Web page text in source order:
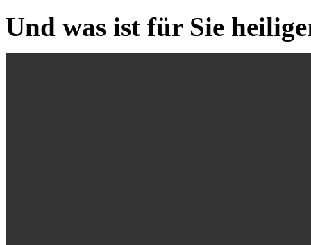
Und was ist für Sie